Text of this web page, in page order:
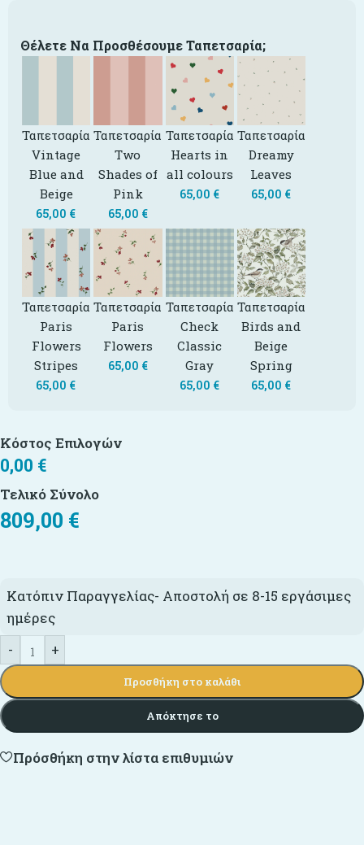
Θέλετε Να Προσθέσουμε Ταπετσαρία;
Ταπετσαρία
Vintage
Blue and
Beige
65,00 €
Ταπετσαρία
Two
Shades of
Pink
65,00 €
Ταπετσαρία
Hearts in
all colours
65,00 €
Ταπετσαρία
Dreamy
Leaves
65,00 €
Ταπετσαρία
Paris
Flowers
Stripes
65,00 €
Ταπετσαρία
Paris
Flowers
65,00 €
Ταπετσαρία
Check
Classic
Gray
65,00 €
Ταπετσαρία
Birds and
Beige
Spring
65,00 €
Κόστος Επιλογών
0,00 €
Τελικό Σύνολο
809,00 €
Κατόπιν Παραγγελίας- Αποστολή σε 8-15 εργάσιμες
ημέρες
-
+
Προσθήκη στο καλάθι
Απόκτησε το
Πρόσθήκη στην λίστα επιθυμιών